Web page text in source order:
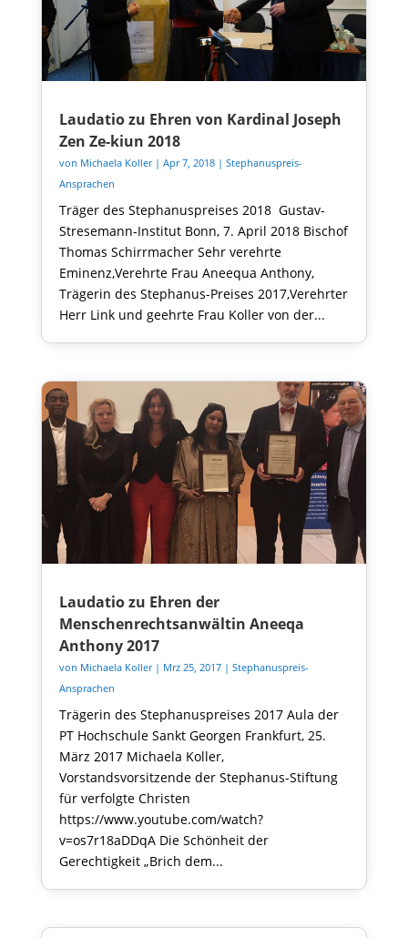
Laudatio zu Ehren von Kardinal Joseph
Zen Ze-kiun 2018
von Michaela Koller| Apr 7, 2018| Stephanuspreis-
Ansprachen
Träger des Stephanuspreises 2018 Gustav-
Stresemann-Institut Bonn, 7. April 2018 Bischof
Thomas Schirrmacher Sehr verehrte
Eminenz,Verehrte Frau Aneequa Anthony,
Trägerin des Stephanus-Preises 2017,Verehrter
Herr Link und geehrte Frau Koller von der...
Laudatio zu Ehren der
Menschenrechtsanwältin Aneeqa
Anthony 2017
von Michaela Koller| Mrz 25, 2017| Stephanuspreis-
Ansprachen
Trägerin des Stephanuspreises 2017 Aula der
PT Hochschule Sankt Georgen Frankfurt, 25.
März 2017 Michaela Koller,
Vorstandsvorsitzende der Stephanus-Stiftung
für verfolgte Christen
https://www.youtube.com/watch?
v=os7r18aDDqA Die Schönheit der
Gerechtigkeit „Brich dem...